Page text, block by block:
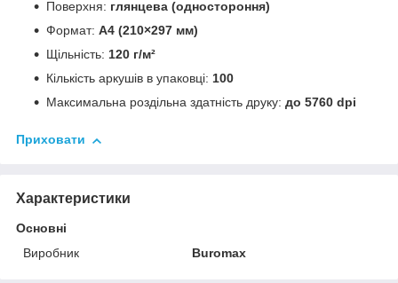
Поверхня: глянцева (одностороння)
Формат: A4 (210×297 мм)
Щільність: 120 г/м²
Кількість аркушів в упаковці: 100
Максимальна роздільна здатність друку: до 5760 dpi
Приховати
Характеристики
Основні
Виробник
Buromax